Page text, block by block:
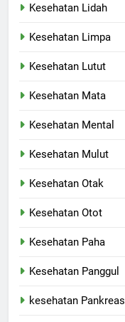
Kesehatan Lidah
Kesehatan Limpa
Kesehatan Lutut
Kesehatan Mata
Kesehatan Mental
Kesehatan Mulut
Kesehatan Otak
Kesehatan Otot
Kesehatan Paha
Kesehatan Panggul
kesehatan Pankreas